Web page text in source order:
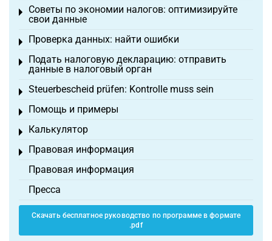
Советы по экономии налогов: оптимизируйте
свои данные
Toggle menu
Проверка данных: найти ошибки
Toggle menu
Подать налоговую декларацию: отправить
данные в налоговый орган
Toggle menu
Steuerbescheid prüfen: Kontrolle muss sein
Toggle menu
Помощь и примеры
Toggle menu
Калькулятор
Toggle menu
Правовая информация
Toggle menu
Правовая информация
Пресса
Скачать бесплатное руководство по программе в формате
.pdf